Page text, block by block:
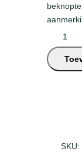
n
SKU: